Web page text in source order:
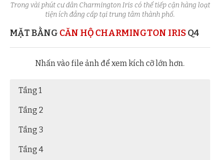
Trong vài phút cư dân Charmington Iris có thể tiếp cận hàng loạt
tiện ích đẳng cấp tại trung tâm thành phố.
MẶT BẰNG CĂN HỘ CHARMINGTON IRIS Q4
Nhấn vào file ảnh để xem kích cỡ lớn hơn.
Tầng 1
Tầng 2
Tầng 3
Tầng 4